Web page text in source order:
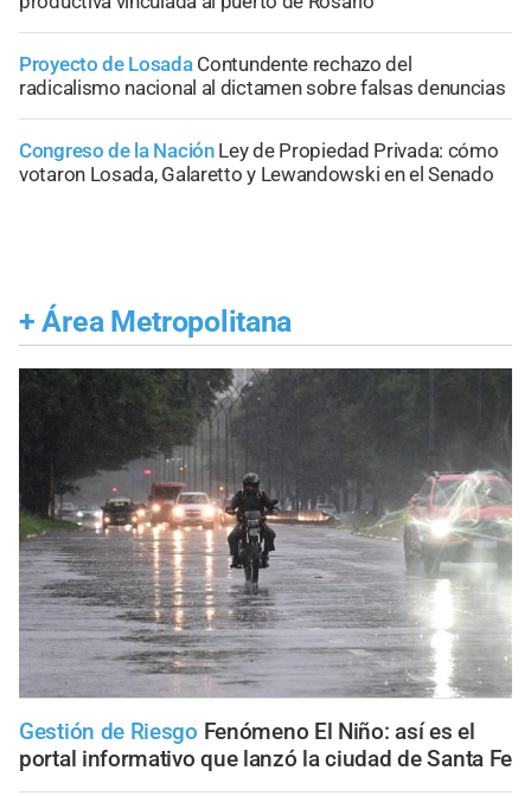
Proyecto de Losada Contundente rechazo del
radicalismo nacional al dictamen sobre falsas denuncias
Congreso de la Nación Ley de Propiedad Privada: cómo
votaron Losada, Galaretto y Lewandowski en el Senado
+ Área Metropolitana
Gestión de Riesgo Fenómeno El Niño: así es el
portal informativo que lanzó la ciudad de Santa Fe